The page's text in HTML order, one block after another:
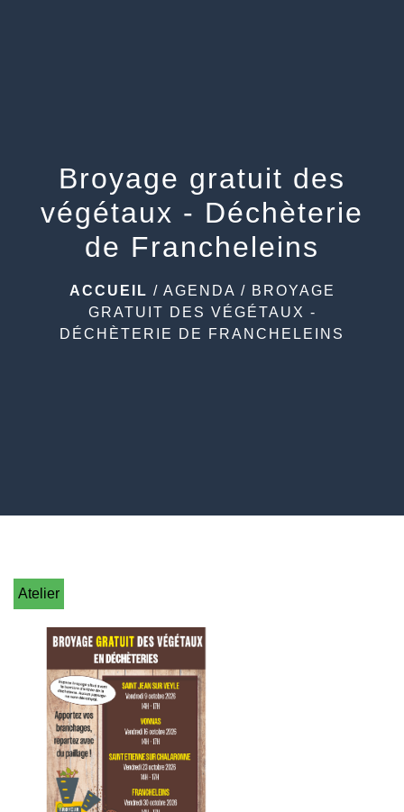
Broyage gratuit des
végétaux - Déchèterie
de Francheleins
ACCUEIL / AGENDA / BROYAGE
GRATUIT DES VÉGÉTAUX -
DÉCHÈTERIE DE FRANCHELEINS
Atelier